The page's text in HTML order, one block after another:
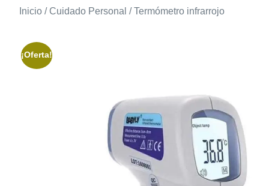
Inicio / Cuidado Personal / Termómetro infrarrojo
¡Oferta!